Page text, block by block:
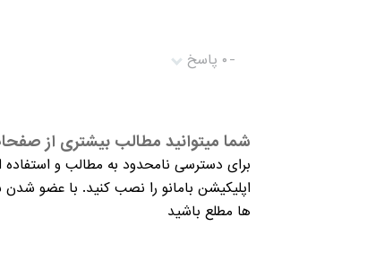
-۰ پاسخ
شما میتوانید مطالب بیشتری از
برای دسترسی نامحدود به مطالب و استفاده
اپلیکیشن بامانو را نصب کنید. با عضو شدن
ها مطلع باشید